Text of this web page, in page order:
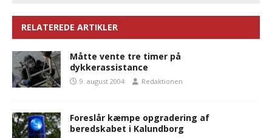
RELATEREDE ARTIKLER
Måtte vente tre timer på
dykkerassistance
9. august 2004 Redaktionen
Foreslår kæmpe opgradering af
beredskabet i Kalundborg